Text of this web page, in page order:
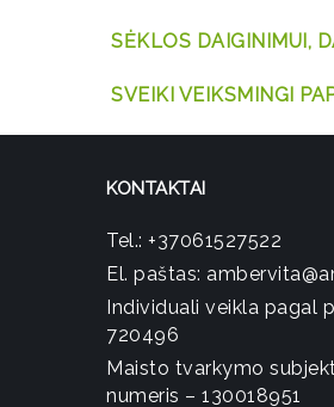
SĖKLOS DAIGINIMUI,
SVEIKI VEIKSMINGI
KONTAKTAI
Tel.: +37061527522
El. paštas:
Individuali veikla pagal
720496
Maisto tvarkymo
numeris – 130018951